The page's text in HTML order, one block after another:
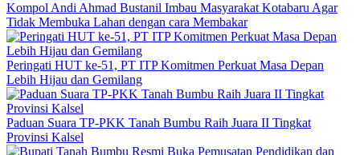
Kompol Andi Ahmad Bustanil Imbau Masyarakat Kotabaru Agar
Tidak Membuka Lahan dengan cara Membakar
Peringati HUT ke-51, PT ITP Komitmen Perkuat Masa Depan
Lebih Hijau dan Gemilang
Paduan Suara TP-PKK Tanah Bumbu Raih Juara II Tingkat
Provinsi Kalsel